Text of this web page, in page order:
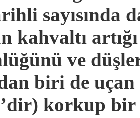
sayısında
kahvaltı
ve
biri de uçan
korkup bir